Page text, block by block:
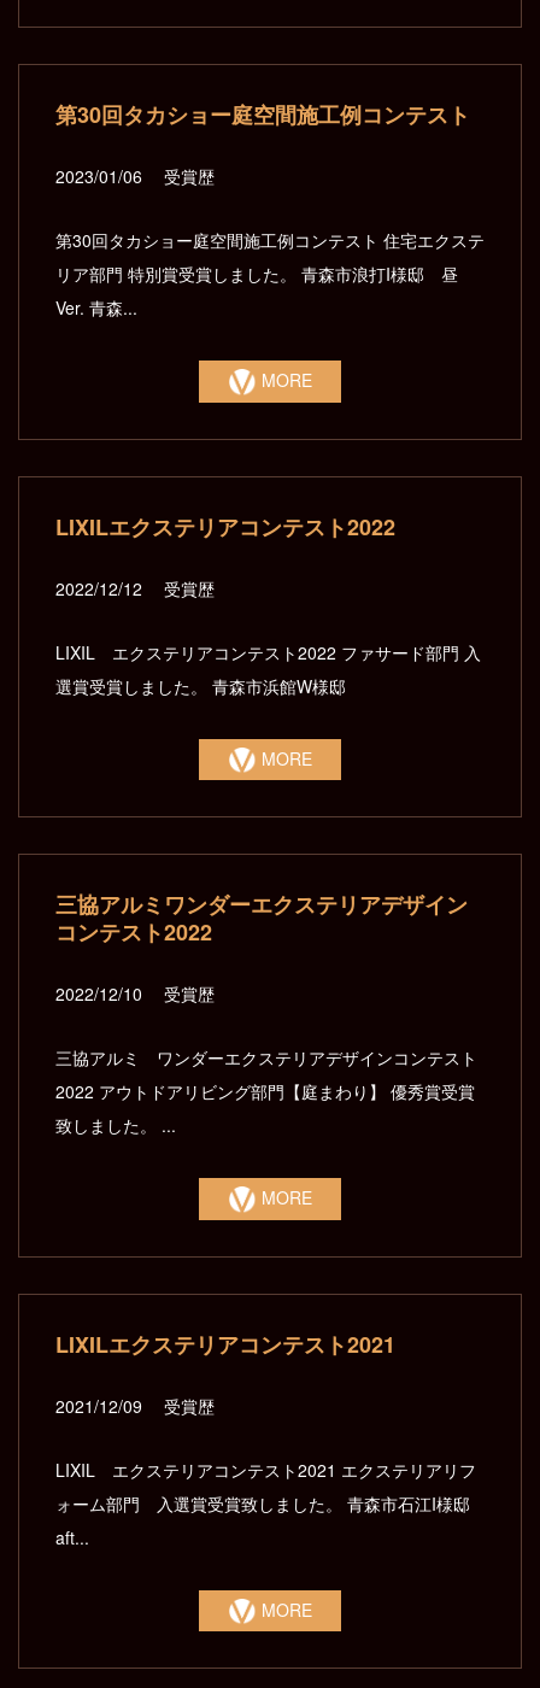
第30回タカショー庭空間施工例コンテスト
2023/01/06 受賞歴
第30回タカショー庭空間施工例コンテスト 住宅エクステ
リア部門 特別賞受賞しました。 青森市浪打I様邸 昼
Ver. 青森...
MORE
LIXILエクステリアコンテスト2022
2022/12/12 受賞歴
LIXIL エクステリアコンテスト2022 ファサード部門 入
選賞受賞しました。 青森市浜館W様邸
MORE
三協アルミワンダーエクステリアデザイン
コンテスト2022
2022/12/10 受賞歴
三協アルミ ワンダーエクステリアデザインコンテスト
2022 アウトドアリビング部門【庭まわり】 優秀賞受賞
致しました。 ...
MORE
LIXILエクステリアコンテスト2021
2021/12/09 受賞歴
LIXIL エクステリアコンテスト2021 エクステリアリフ
ォーム部門 入選賞受賞致しました。 青森市石江I様邸
aft...
MORE